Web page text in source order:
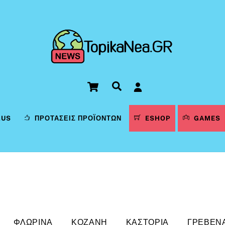
Cart Αναζήτηση
ΠΡΟΤΆΣΕΙΣ ΠΡΟΪΌΝΤΩΝ ESHOP GAMES
ΦΛΏΡΙΝΑ ΚΟΖΆΝΗ ΚΑΣΤΟΡΙΆ